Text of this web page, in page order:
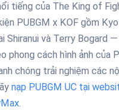
tiếng của The King of
PUBGM x KOF gồm
Shiranui và Terry Bogard
phong cách hình ảnh của
chóng trải nghiệm các
nạp PUBGM UC tại
.